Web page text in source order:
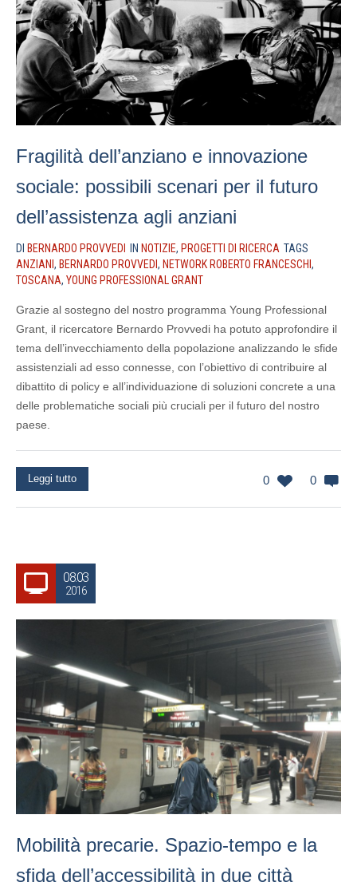
Fragilità dell’anziano e innovazione
sociale: possibili scenari per il futuro
dell’assistenza agli anziani
DI BERNARDO PROVVEDI IN NOTIZIE, PROGETTI DI RICERCA TAGS
ANZIANI, BERNARDO PROVVEDI, NETWORK ROBERTO FRANCESCHI,
TOSCANA, YOUNG PROFESSIONAL GRANT
Grazie al sostegno del nostro programma Young Professional
Grant, il ricercatore Bernardo Provvedi ha potuto approfondire il
tema dell’invecchiamento della popolazione analizzando le sfide
assistenziali ad esso connesse, con l’obiettivo di contribuire al
dibattito di policy e all’individuazione di soluzioni concrete a una
delle problematiche sociali più cruciali per il futuro del nostro
paese.
0 0
Leggi tutto
08.03
2016
Mobilità precarie. Spazio-tempo e la
sfida dell’accessibilità in due città